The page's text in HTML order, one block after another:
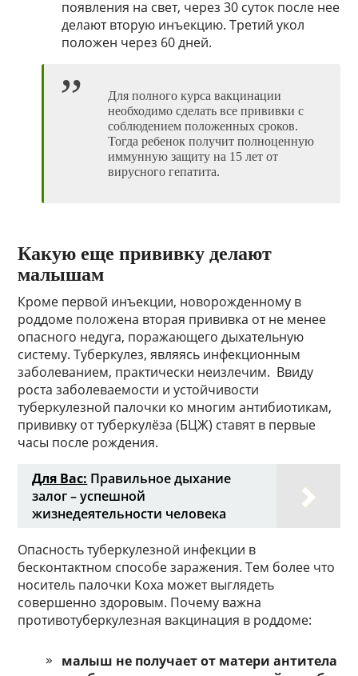
появления на свет, через 30 суток после нее
делают вторую инъекцию. Третий укол
положен через 60 дней.
Для полного курса вакцинации
необходимо сделать все прививки с
соблюдением положенных сроков.
Тогда ребенок получит полноценную
иммунную защиту на 15 лет от
вирусного гепатита.
Какую еще прививку делают
малышам
Кроме первой инъекции, новорожденному в
роддоме положена вторая прививка от не менее
опасного недуга, поражающего дыхательную
систему. Туберкулез, являясь инфекционным
заболеванием, практически неизлечим. Ввиду
роста заболеваемости и устойчивости
туберкулезной палочки ко многим антибиотикам,
прививку от туберкулёза (БЦЖ) ставят в первые
часы после рождения.
Для Вас: Правильное дыхание
залог – успешной
жизнедеятельности человека
Опасность туберкулезной инфекции в
бесконтактном способе заражения. Тем более что
носитель палочки Коха может выглядеть
совершенно здоровым. Почему важна
противотуберкулезная вакцинация в роддоме:
малыш не получает от матери антитела